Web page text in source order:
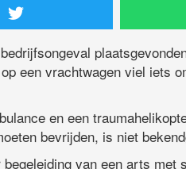
een vrachtwagen viel iets
en een
bevrijden, is niet
van een arts met